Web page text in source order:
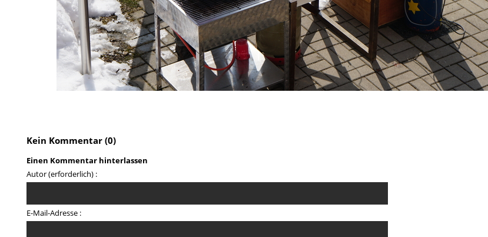
Kein Kommentar (0)
Einen Kommentar hinterlassen
Autor (erforderlich) :
E-Mail-Adresse :